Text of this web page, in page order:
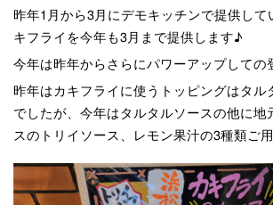
昨年1月から3月にデモキッチンで提供して
キフライを今年も3月まで提供します♪
今年は昨年からさらにパワーアップしての
昨年はカキフライに使うトッピングはタル
でしたが、今年はタルタルソースの他に地
スのトリイソース、レモン果汁の3種類ご